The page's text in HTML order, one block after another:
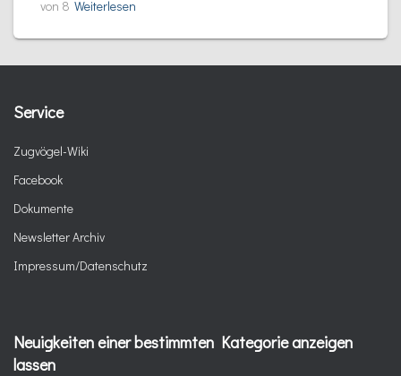
von 8 Weiterlesen
Service
Zugvögel-Wiki
Facebook
Dokumente
Newsletter Archiv
Impressum/Datenschutz
Neuigkeiten einer bestimmten Kategorie anzeigen
lassen